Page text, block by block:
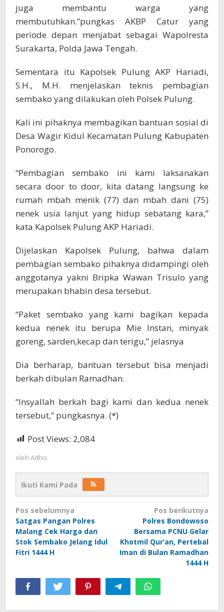
juga membantu warga yang
membutuhkan.”pungkas AKBP Catur yang
periode depan menjabat sebagai Wapolresta
Surakarta, Polda Jawa Tengah.
Sementara itu Kapolsek Pulung AKP Hariadi,
S.H., M.H. menjelaskan teknis pembagian
sembako yang dilakukan oleh Polsek Pulung.
Kali ini pihaknya membagikan bantuan sosial di
Desa Wagir Kidul Kecamatan Pulung Kabupaten
Ponorogo.
“Pembagian sembako ini kami laksanakan
secara door to door, kita datang langsung ke
rumah mbah menik (77) dan mbah dani (75)
nenek usia lanjut yang hidup sebatang kara,”
kata Kapolsek Pulung AKP Hariadi.
Dijelaskan Kapolsek Pulung, bahwa dalam
pembagian sembako pihaknya didampingi oleh
anggotanya yakni Bripka Wawan Trisulo yang
merupakan bhabin desa tersebut.
“Paket sembako yang kami bagikan kepada
kedua nenek itu berupa Mie Instan, minyak
goreng, sarden,kecap dan terigu,” jelasnya
Dia berharap, bantuan tersebut bisa menjadi
berkah dibulan Ramadhan.
“Insyallah berkah bagi kami dan kedua nenek
tersebut,” pungkasnya. (*)
Post Views: 2,084
oleh Adhis
Ikuti Kami Pada
Navigasi
pos
Pos sebelumnya
Satgas Pangan Polres
Malang Cek Harga dan
Stok Sembako Jelang Idul
Fitri 1444 H
Pos berikutnya
Polres Bondowoso
Bersama PCNU Gelar
Khotmil Qur’an, Pertebal
Iman di Bulan Ramadhan
1444 H